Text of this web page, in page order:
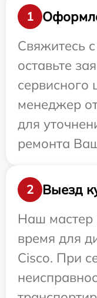
1
Свяжитесь
оставьте
сервисного
менеджер
для
ремонта
2
Выезд
Наш мастер
время для
Cisco. При